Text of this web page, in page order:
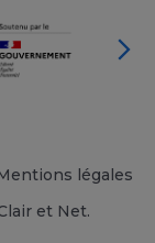
légales
et Net.